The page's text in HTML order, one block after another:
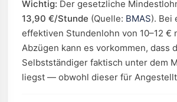
Wichtig: Der gesetzliche
13,90 €/Stunde (Quelle: BMAS). Bei
effektiven Stundenlohn von 10–12 €
Abzügen kann es vorkommen, dass
Selbstständiger faktisch unter dem
liegst — obwohl dieser für